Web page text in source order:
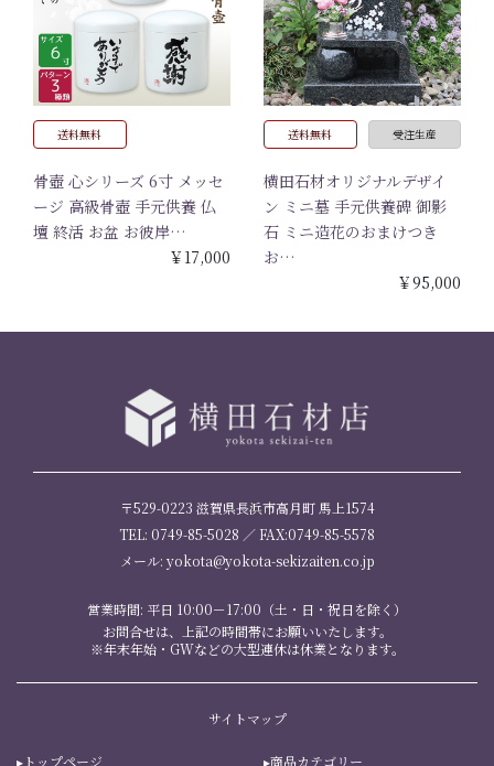
送料無料
骨壺 心シリーズ 6寸 メッセ
ージ 高級骨壺 手元供養 仏
壇 終活 お盆 お彼岸…
￥17,000
送料無料 受注生産
横田石材オリジナルデザイ
ン ミニ墓 手元供養碑 御影
石 ミニ造花のおまけつき
お…
￥95,000
〒529-0223 滋賀県長浜市高月町 馬上1574
TEL: 0749-85-5028 ／ FAX:0749-85-5578
メール: yokota@yokota-sekizaiten.co.jp
営業時間: 平日 10:00－17:00（土・日・祝日を除く）
お問合せは、上記の時間帯にお願いいたします。
※年末年始・GWなどの大型連休は休業となります。
サイトマップ
トップページ 商品カテゴリー